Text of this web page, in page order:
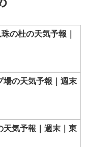
の杜の天気予報｜
場の天気予報｜週末
天気予報｜週末｜東